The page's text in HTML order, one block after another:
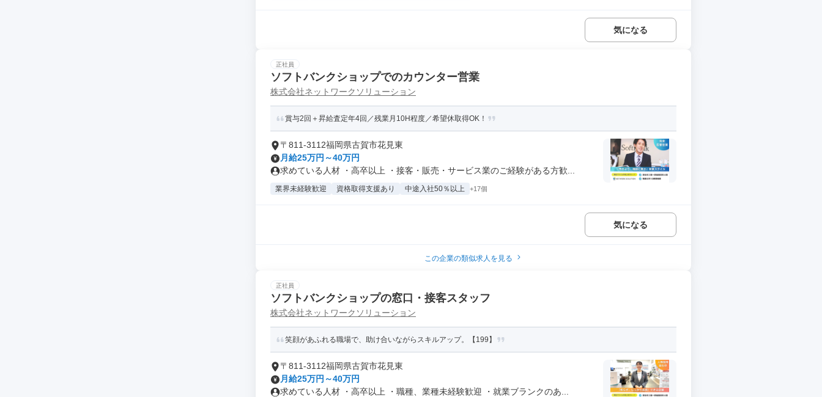
気になる
正社員
ソフトバンクショップでのカウンター営業
株式会社ネットワークソリューション
賞与2回＋昇給査定年4回／残業月10H程度／希望休取得OK！
〒811-3112福岡県古賀市花見東
月給25万円～40万円
求めている人材 ・高卒以上 ・接客・販売・サービス業のご経験がある方歓...
業界未経験歓迎 資格取得支援あり 中途入社50％以上 +17個
気になる
この企業の類似求人を見る
正社員
ソフトバンクショップの窓口・接客スタッフ
株式会社ネットワークソリューション
笑顔があふれる職場で、助け合いながらスキルアップ。【199】
〒811-3112福岡県古賀市花見東
月給25万円～40万円
求めている人材 ・高卒以上 ・職種、業種未経験歓迎 ・就業ブランクのあ...